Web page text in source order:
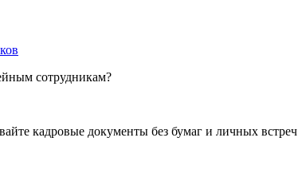
сотрудникам?
кадровые документы без бумаг и личных встреч